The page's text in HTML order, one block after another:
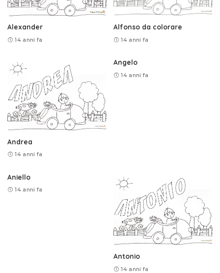
Alexander
14 anni fa
Alfonso da colorare
14 anni fa
Andrea
14 anni fa
Angelo
14 anni fa
Aniello
14 anni fa
Antonio
14 anni fa